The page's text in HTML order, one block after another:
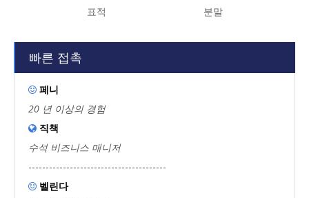
표적
분말
빠른 접촉
 페니
20 년 이상의 경험
 직책
수석 비즈니스 매니저
----------------------------------------
 벨린다